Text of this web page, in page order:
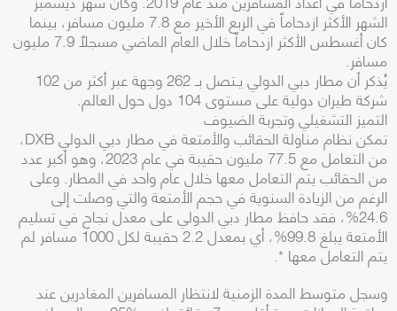
الشهر الأكثر ازدحاماً في الربع الأخير مع 7.8 مليون مسافر، بينما
كان أغسطس الأكثر ازدحاماً خلال العام الماضي مسجلاً 7.9 مليون
مسافر.
يُذكر أن مطار دبي الدولي يـتصل بـ 262 وجهة عبر أكثر من 102
شركة طيران دولية على مستوى 104 دول حول العالم.
التميز التشغيلي وتجربة الضيوف
تمكن نظام مناولة الحقائب والأمتعة في مطار دبي الدولي DXB،
من التعامل مع 77.5 مليون حقيبة في عام 2023، وهو أكبر عدد
من الحقائب يتم التعامل معها خلال عام واحد في المطار. وعلى
الرغم من الزيادة السنوية في حجم الأمتعة والتي وصلت إلى
24.6%، فقد حافظ مطار دبي الدولي على معدل نجاح في تسليم
الأمتعة يبلغ 99.8%، أي بمعدل 2.2 حقيبة لكل 1000 مسافر لم
يتم التعامل معها *.
وسجل متوسط المدة الزمنية لانتظار المسافرين المغادرين عند